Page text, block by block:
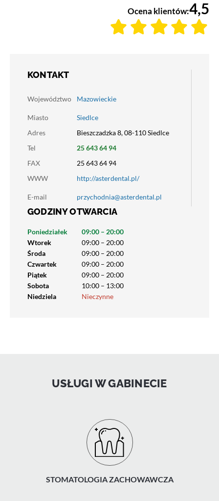
Ocena klientów:4,5
KONTAKT
Województwo Mazowieckie
Miasto
Siedlce
Adres
Bieszczadzka 8, 08-110 Siedlce
Tel
25 643 64 94
FAX
25 643 64 94
WWW
http://asterdental.pl/
E-mail przychodnia@asterdental.pl
GODZINY OTWARCIA
Poniedziałek
09:00 – 20:00
Wtorek
09:00 – 20:00
Środa
09:00 – 20:00
Czwartek
09:00 – 20:00
Piątek
09:00 – 20:00
Sobota
10:00 – 13:00
Niedziela
Nieczynne
USŁUGI W GABINECIE
STOMATOLOGIA ZACHOWAWCZA